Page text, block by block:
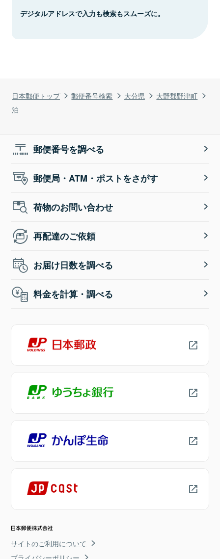
日本郵便トップ 郵便番号検索 大分県
大野郡野津町
泊
デジタルアドレスで入力も検索もスムーズに。
郵便番号を調べる
郵便局・ATM・ポストをさがす
荷物のお問い合わせ
再配達のご依頼
お届け日数を調べる
料金を計算・調べる
サイトのご利用について